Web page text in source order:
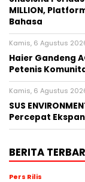
MILLION,
Bahasa
Kamis, 6 Agustus
Haier Gandeng
Petenis
Kamis, 6 Agustus
SUS
Percepat
BERITA
Pers Rilis